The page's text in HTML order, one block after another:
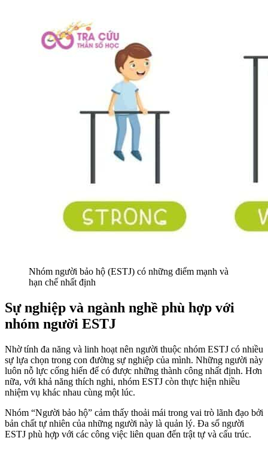
Nhóm người bảo hộ (ESTJ) có những điểm mạnh và
hạn chế nhất định
Sự nghiệp và ngành nghề phù hợp với
nhóm người ESTJ
Nhờ tính đa năng và linh hoạt nên người thuộc nhóm ESTJ có nhiều
sự lựa chọn trong con đường sự nghiệp của mình. Những người này
luôn nỗ lực cống hiến để có được những thành công nhất định. Hơn
nữa, với khả năng thích nghi, nhóm ESTJ còn thực hiện nhiều
nhiệm vụ khác nhau cùng một lúc.
Nhóm “Người bảo hộ” cảm thấy thoải mái trong vai trò lãnh đạo bởi
bản chất tự nhiên của những người này là quản lý. Đa số người
ESTJ phù hợp với các công việc liên quan đến trật tự và cấu trúc.